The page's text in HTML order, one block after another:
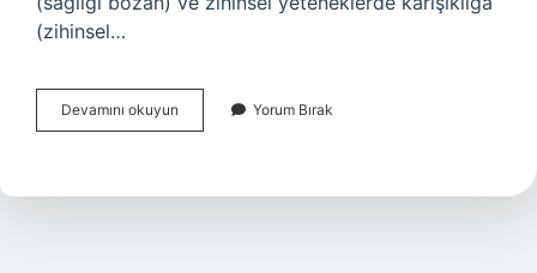
(zihinsel…
Devamını okuyun Münkesir
Ne
Anlamı
Yorum Bırak